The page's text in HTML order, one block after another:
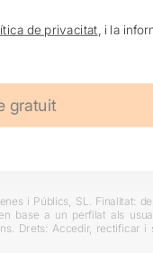
de privacitat , i la
i Públics, SL.
base a un perfilat als
Drets: Accedir, rectificar